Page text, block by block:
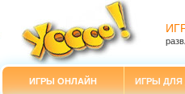
ИГРЫ ОНЛАЙН ИГРЫ ДЛЯ